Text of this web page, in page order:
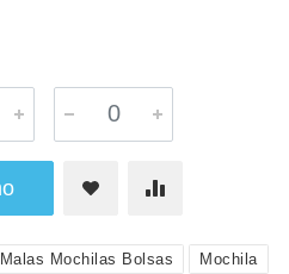
Malas Mochilas Bolsas
Mochila